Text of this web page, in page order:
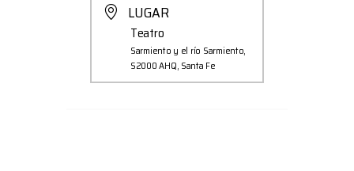
LUGAR
Teatro
Sarmiento y el río Sarmiento,
S2000 AHQ, Santa Fe